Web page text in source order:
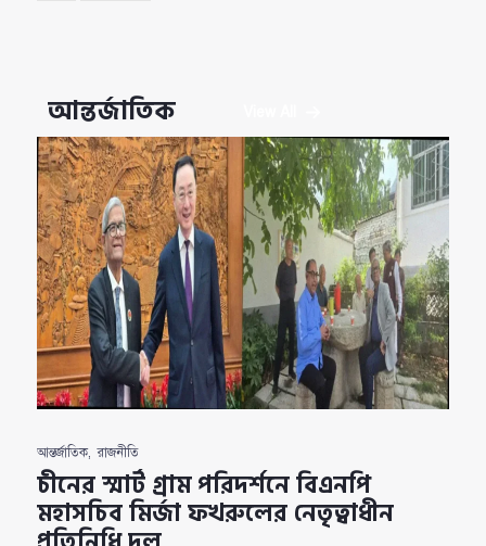
আন্তর্জাতিক
আন্তর্জাতিক,রাজনীতি
চীনের স্মার্ট গ্রাম পরিদর্শনে বিএনপি
মহাসচিব মির্জা ফখরুলের নেতৃত্বাধীন